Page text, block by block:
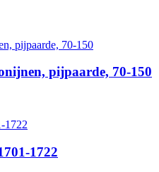
pijpaarde, 70-150
1722